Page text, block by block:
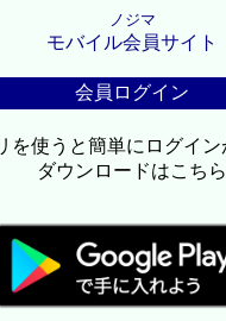
ノジマ
モバイル会員サイト
会員ログイン
を使うと簡単にログイ
ダウンロードはこちら